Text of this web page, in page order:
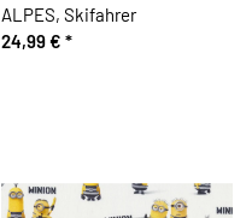
ALPES, Skifahrer
24,99 € *